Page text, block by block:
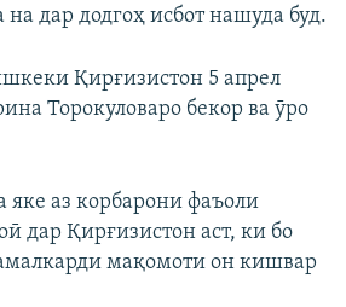
дар додгоҳ исбот нашуда буд.
Қирғизистон 5 апрел
Торокуловаро бекор ва ӯро
яке аз корбарони фаъоли
дар Қирғизистон аст, ки бо
мақомоти он кишвар